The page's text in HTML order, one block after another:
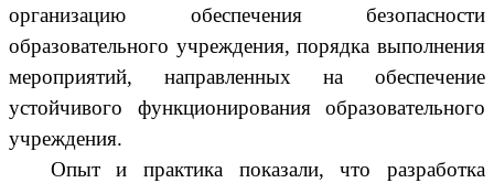
организацию обеспечения безопасности
образовательного учреждения, порядка выполнения
мероприятий, направленных на обеспечение
устойчивого функционирования образовательного
учреждения.
Опыт и практика показали, что разработка